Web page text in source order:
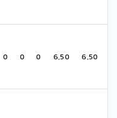
0 0 0 6,50 6,50